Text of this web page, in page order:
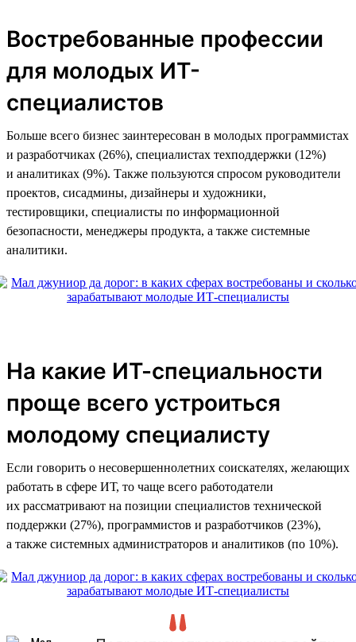
Востребованные профессии
для молодых ИТ-
специалистов
Больше всего бизнес заинтересован в молодых программистах
и разработчиках (26%), специалистах техподдержки (12%)
и аналитиках (9%). Также пользуются спросом руководители
проектов, сисадмины, дизайнеры и художники,
тестировщики, специалисты по информационной
безопасности, менеджеры продукта, а также системные
аналитики.
На какие ИТ-специальности
проще всего устроиться
молодому специалисту
Если говорить о несовершеннолетних соискателях, желающих
работать в сфере ИТ, то чаще всего работодатели
их рассматривают на позиции специалистов технической
поддержки (27%), программистов и разработчиков (23%),
а также системных администраторов и аналитиков (по 10%).